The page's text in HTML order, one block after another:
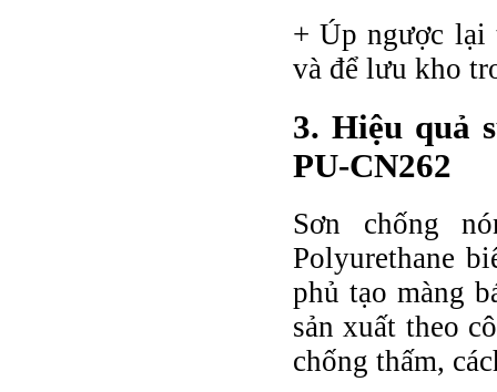
+ Úp ngược lại
và để lưu kho
3. Hiệu quả
PU-CN262
Sơn chống
Polyurethane
phủ tạo màng
sản xuất theo
chống thấm,